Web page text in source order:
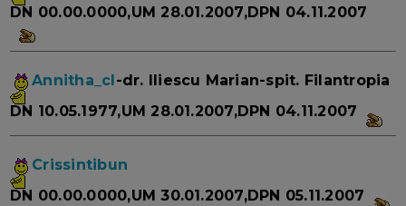
DN 00.00.0000,UM 28.01.2007,DPN 04.11.2007
Annitha_cl-dr. Iliescu Marian-spit. Filantropia
DN 10.05.1977,UM 28.01.2007,DPN 04.11.2007
Crissintibun
DN 00.00.0000,UM 30.01.2007,DPN 05.11.2007